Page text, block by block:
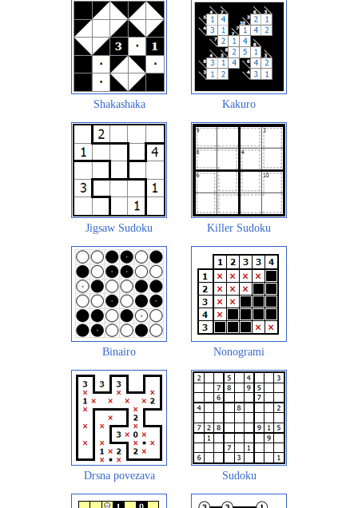
Shakashaka Kakuro
Jigsaw Sudoku Killer Sudoku
Binairo Nonogrami
Drsna povezava Sudoku